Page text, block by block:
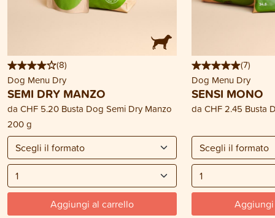
(8)
Dog Menu Dry
SEMI DRY MANZO
da CHF 5.20 Busta Dog Semi Dry Manzo
200 g
Aggiungi al carrello
(7)
Dog Menu Dry
SENSI MONO
da CHF 2.45 Busta